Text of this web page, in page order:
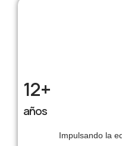
12+
años
Impulsando la